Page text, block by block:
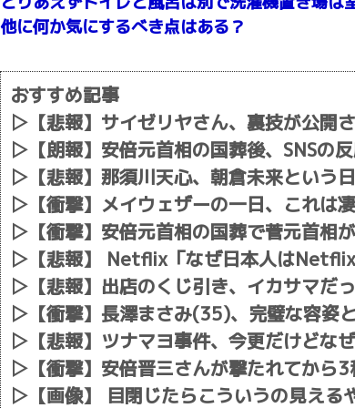
他に何か気にするべき点はある？
おすすめ記事
▷ 【悲報】サイゼリヤさん、裏技が公開
▷ 【朗報】安倍元首相の国葬後、SNSの
▷ 【悲報】那須川天心、朝倉未来とい
▷ 【衝撃】メイウェザーの一日、これは
▷ 【衝撃】安倍元首相の国葬で菅元首相
▷ 【悲報】 Netflix「なぜ日本人は
▷ 【悲報】出店のくじ引き、イカサマだ
▷ 【衝撃】長澤まさみ(35)、完璧な容姿
▷ 【悲報】ツナマヨ事件、今更だけどな
▷ 【衝撃】安倍晋三さんが撃たれてから
▷ 【画像】 目閉じたらこういうの見え